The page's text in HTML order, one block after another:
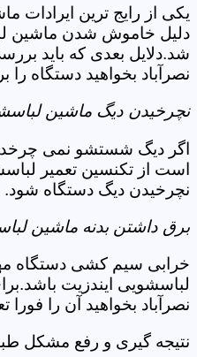
یکی از رایج ترین
دلیل خاموش شدن ماشین
شد.دلایل بعدی که باید
نصرآباد بخواهید دستگاه را
نچرخیدن دیگ ماشین
اگر دیگ شستشو نمی چرخد
است از تکنسین تعمیر
نچرخیدن دیگ دستگاه شود.
برق داشتن بدنه ماشین
خرابی سیم کشی دستگاه
لباسشویی ایندزیت
نصرآباد بخواهید آن را فورا
نتیجه گیری و رفع مشکل